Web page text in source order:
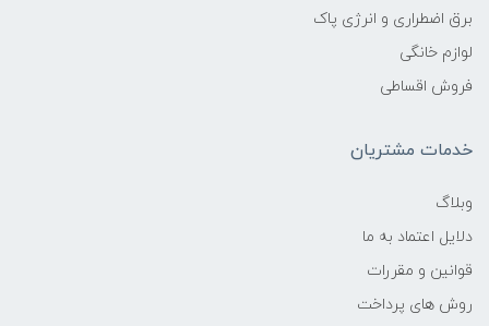
برق اضطراری و انرژی پاک
لوازم خانگی
فروش اقساطی
خدمات مشتریان
وبلاگ
دلایل اعتماد به ما
قوانین و مقررات
روش های پرداخت